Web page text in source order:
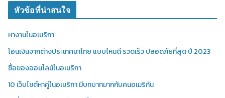
หัวข้อที่น่าสนใจ
หางานในอเมริกา
โอนเงินจากต่างประเทศมาไทย แบบไหนดี รวดเร็ว ปลอดภัยที่สุด ปี 2023
ซื้อของออนไลน์ในอเมริกา
10 เว็บไซต์หาคู่ในอเมริกา มีบทบาทมากกับคนอเมริกัน